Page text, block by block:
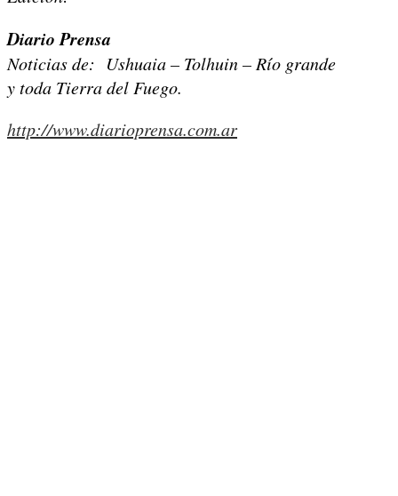
Diario Prensa
Noticias de: Ushuaia – Tolhuin – Río grande
y toda Tierra del Fuego.
http://www.diarioprensa.com.ar